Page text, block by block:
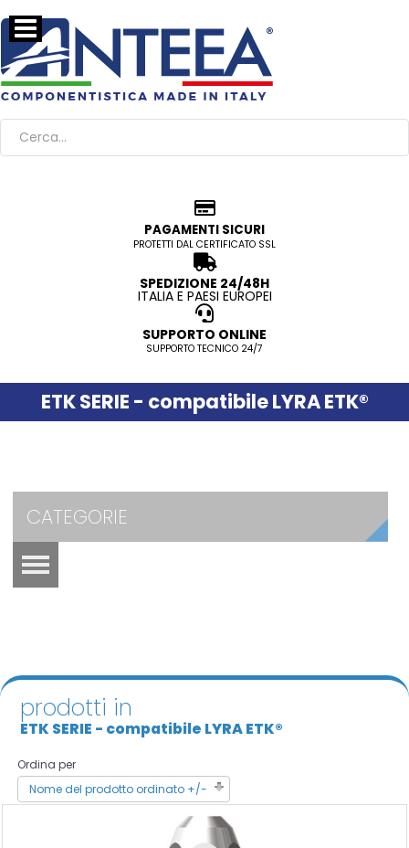
PAGAMENTI SICURI
PROTETTI DAL CERTIFICATO SSL
SPEDIZIONE 24/48H
ITALIA E PAESI EUROPEI
SUPPORTO ONLINE
SUPPORTO TECNICO 24/7
ETK SERIE - compatibile LYRA ETK®
CATEGORIE
prodotti in
ETK SERIE - compatibile LYRA ETK®
Ordina per
Nome del prodotto ordinato +/-